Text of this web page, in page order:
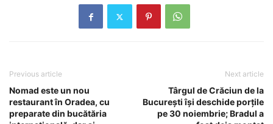
Previous article
Nomad este un nou
restaurant în Oradea, cu
preparate din bucătăria
Next article
Târgul de Crăciun de la
Bucureşti îşi deschide porţile
pe 30 noiembrie; Bradul a